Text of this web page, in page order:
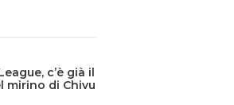
c’è già il
mirino di Chivu